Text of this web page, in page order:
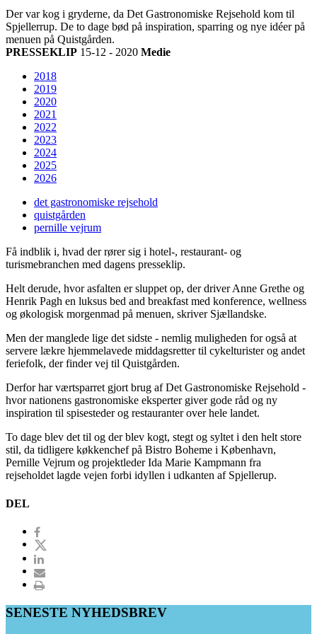
Der var kog i gryderne, da Det Gastronomiske Rejsehold kom til
Spjellerrup. De to dage bød på inspiration, sparring og nye idéer på
menuen på Quistgården.
PRESSEKLIP 15-12 - 2020 Medie
2018
2019
2020
2021
2022
2023
2024
2025
2026
det gastronomiske rejsehold
quistgården
pernille vejrum
Få indblik i, hvad der rører sig i hotel-, restaurant- og
turismebranchen med dagens presseklip.
Helt derude, hvor asfalten er sluppet op, der driver Anne Grethe og
Henrik Pagh en luksus bed and breakfast med konference, wellness
og økologisk morgenmad på menuen, skriver Sjællandske.
Men der manglede lige det sidste - nemlig muligheden for også at
servere lækre hjemmelavede middagsretter til cykelturister og andet
feriefolk, der finder vej til Quistgården.
Derfor har værtsparret gjort brug af Det Gastronomiske Rejsehold -
hvor nationens gastronomiske eksperter giver gode råd og ny
inspiration til spisesteder og restauranter over hele landet.
To dage blev det til og der blev kogt, stegt og syltet i den helt store
stil, da tidligere køkkenchef på Bistro Boheme i København,
Pernille Vejrum og projektleder Ida Marie Kampmann fra
rejseholdet lagde vejen forbi idyllen i udkanten af Spjellerup.
DEL
SENESTE NYHEDSBREV